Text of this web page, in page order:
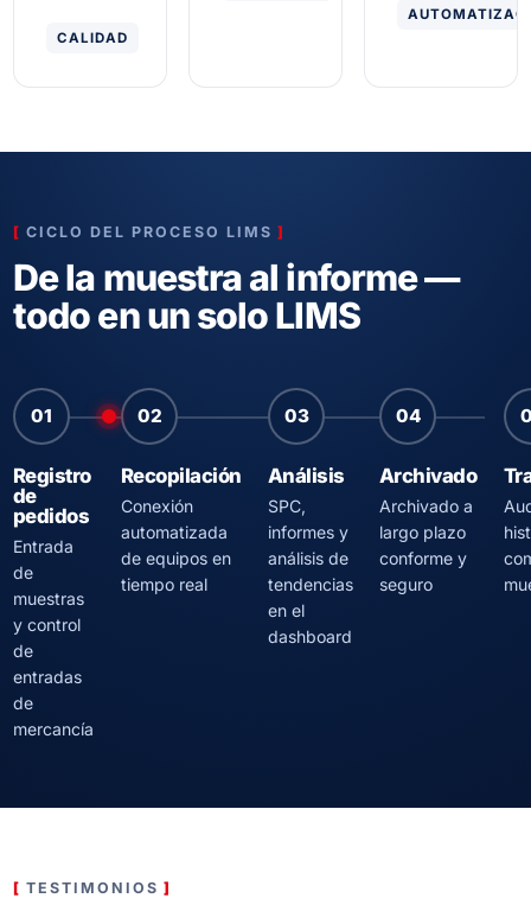
CALIDAD
CICLO DEL PROCESO LIMS
De la muestra al informe —
todo en un solo LIMS
01
Registro
de
pedidos
Entrada
de
muestras
y control
de
entradas
de
mercancía
02
Recopilación
Conexión
automatizada
de equipos en
tiempo real
03
Análisis
SPC,
informes y
análisis de
tendencias
en el
dashboard
04
Archivado
Archivado a
largo plazo
conforme y
seguro
TESTIMONIOS